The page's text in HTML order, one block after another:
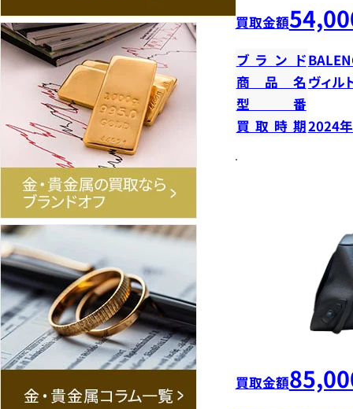
買取金額
ブランド
商品名 ヴィル
型番
買取時期2024
買取金額